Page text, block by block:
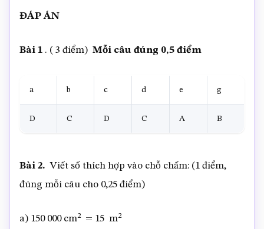
ĐÁP ÁN
Bài 1 . ( 3 điểm) Mỗi câu đúng 0,5 điểm
a b c d e g
D C D C A B
Bài 2. Viết số thích hợp vào chỗ chấm: (1 điểm,
đúng mỗi câu cho 0,25 điểm)
a) 150 000 cm2= 15 m2